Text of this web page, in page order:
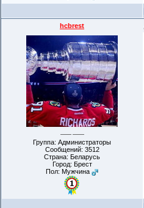
hcbrest
Группа: Администраторы
Сообщений: 3512
Страна: Беларусь
Город: Брест
Пол: Мужчина